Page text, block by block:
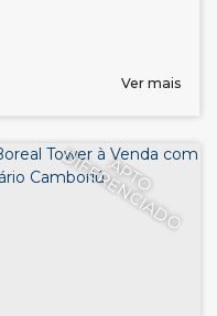
Ver mais
A
P
T
O
D
I
F
E
R
E
N
C
I
A
D
O